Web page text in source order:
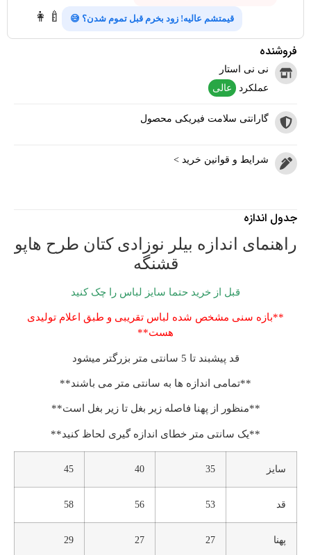
فروشنده
نی نی استار
عملکرد
عالی
گارانتی سلامت فیریکی محصول
شرایط و قوانین خرید >
👩‍🍼 قیمتشم عالیه! زود بخرم قبل تموم شدن؟ 😅
جدول اندازه
راهنمای اندازه بیلر نوزادی کتان طرح هاپو
قشنگه
قبل از خرید حتما سایز لباس را چک کنید
**بازه سنی مشخص شده لباس تقریبی و طبق اعلام تولیدی
هست**
قد پیشبند تا 5 سانتی متر بزرگتر میشود
**تمامی اندازه ها به سانتی متر می باشند**
**منظور از پهنا فاصله زیر بغل تا زیر بغل است**
**یک سانتی متر خطای اندازه گیری لحاظ کنید**
سایز 35
40
45
قد 53
56
58
پهنا 27
27
29